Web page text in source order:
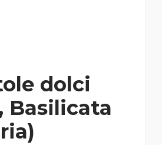
dolci
Basilicata
alle Final 8 di Coppa
tennis mondiale e
per
la stessa causa